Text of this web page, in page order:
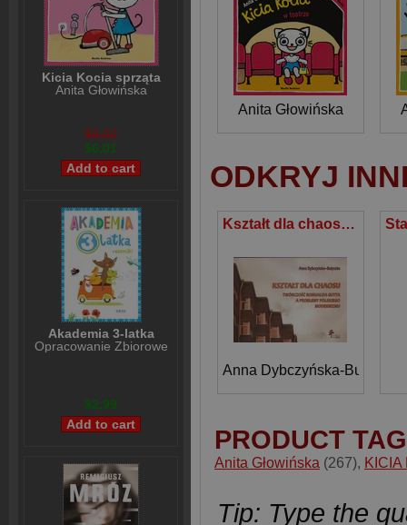
Kicia Kocia sprząta
Anita Głowińska
$8,02
$6,01
Akademia 3-latka
Opracowanie Zbiorowe
$2,99
Anita Głowińska
ODKRYJ
Kształt dla chaosu Twórczość Romualda Gutta a problemy Polskiego Modernizmu
Anna Dybczyńska-Bułyszko
PRODUCT
Anita Głowińska (267), KICIA
Tip: Type the